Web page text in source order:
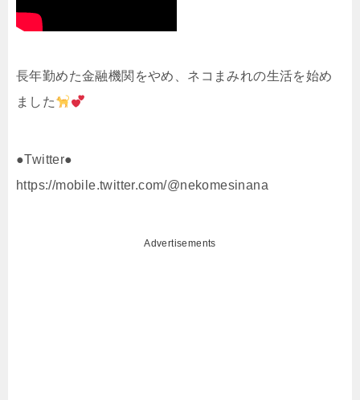
長年勤めた金融機関をやめ、ネコまみれの生活を始め
ました
●Twitter●
https://mobile.twitter.com/@nekomesinana
Advertisements